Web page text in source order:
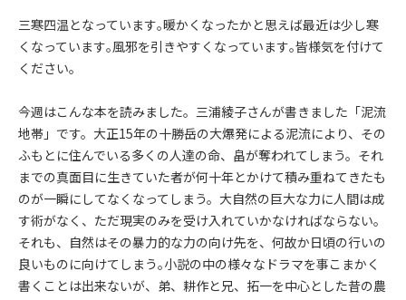
三寒四温となっています｡暖かくなったかと思えば最近は少し寒
くなっています｡風邪を引きやすくなっています｡皆様気を付けて
ください｡
今週はこんな本を読みました。三浦綾子さんが書きました「泥流
地帯」です。大正15年の十勝岳の大爆発による泥流により、その
ふもとに住んでいる多くの人達の命、畠が奪われてしまう。それ
までの真面目に生きていた者が何十年とかけて積み重ねてきたも
のが一瞬にしてなくなってしまう。大自然の巨大な力に人間は成
す術がなく、ただ現実のみを受け入れていかなければならない。
それも、自然はその暴力的な力の向け先を、何故か日頃の行いの
良いものに向けてしまう｡小説の中の様々なドラマを事こまかく
書くことは出来ないが、弟、耕作と兄、拓一を中心とした昔の農